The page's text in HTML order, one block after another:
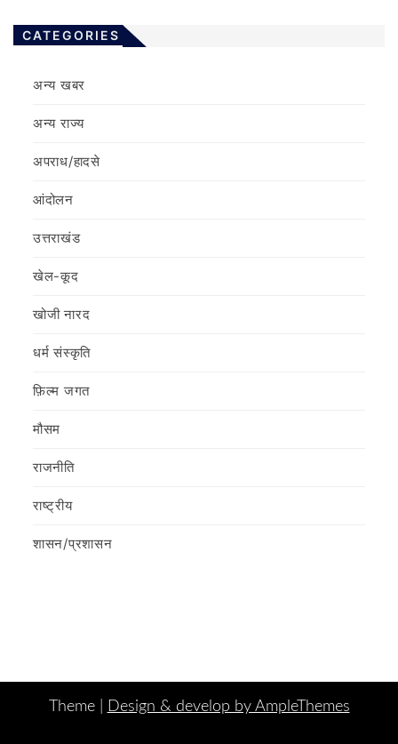
CATEGORIES
अन्य खबर
अन्य राज्य
अपराध/हादसे
आंदोलन
उत्तराखंड
खेल-कूद
खोजी नारद
धर्म संस्कृति
फ़िल्‍म जगत
मौसम
राजनीति
राष्ट्रीय
शासन/प्रशासन
Theme | Design & develop by AmpleThemes